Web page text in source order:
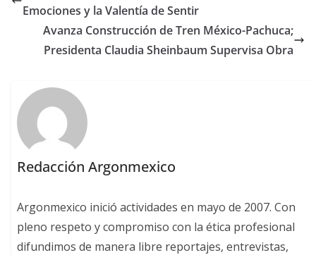
Emociones y la Valentía de Sentir
Avanza Construcción de Tren México-Pachuca;
Presidenta Claudia Sheinbaum Supervisa Obra
Redacción Argonmexico
Argonmexico inició actividades en mayo de 2007. Con
pleno respeto y compromiso con la ética profesional
difundimos de manera libre reportajes, entrevistas,